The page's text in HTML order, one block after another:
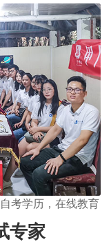
考学历，在线教育
专家